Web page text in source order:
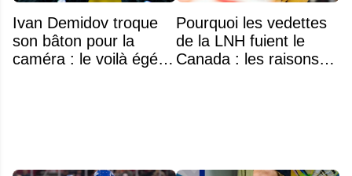
Ivan Demidov troque
son bâton pour la
caméra : le voilà égérie
Pourquoi les vedettes
de la LNH fuient le
Canada : les raisons